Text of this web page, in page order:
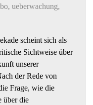
, ueberwachung,
scheint sich als
Sichtweise über
unserer
der Rede von
Frage, wie die
über die